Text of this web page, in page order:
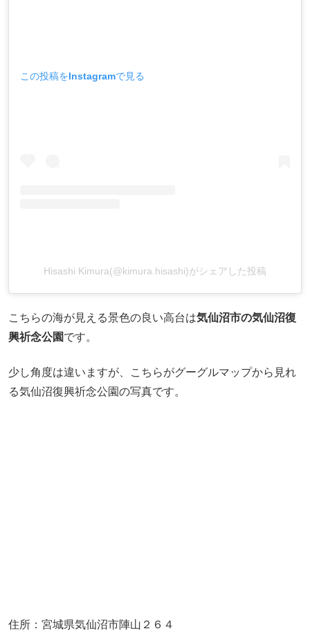
この投稿をInstagramで見る
Hisashi Kimura(@kimura.hisashi)がシェアした投稿
こちらの海が見える景色の良い高台は気仙沼市の気仙沼復
興祈念公園です。
少し角度は違いますが、こちらがグーグルマップから見れ
る気仙沼復興祈念公園の写真です。
住所：宮城県気仙沼市陣山２６４